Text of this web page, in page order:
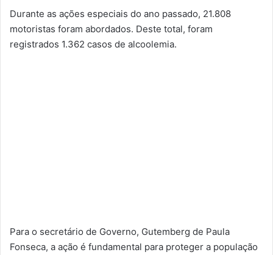
Durante as ações especiais do ano passado, 21.808
motoristas foram abordados. Deste total, foram
registrados 1.362 casos de alcoolemia.
Para o secretário de Governo, Gutemberg de Paula
Fonseca, a ação é fundamental para proteger a população